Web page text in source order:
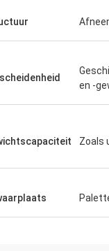
en -
Zoals